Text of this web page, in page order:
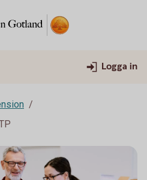
Logga in